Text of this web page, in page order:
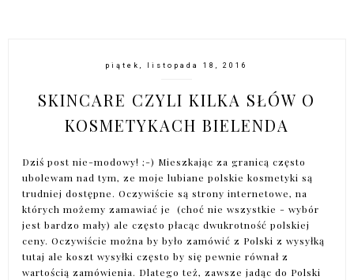
piątek, listopada 18, 2016
SKINCARE CZYLI KILKA SŁÓW O
KOSMETYKACH BIELENDA
Dziś post nie-modowy! ;-) Mieszkając za granicą często
ubolewam nad tym, ze moje lubiane polskie kosmetyki są
trudniej dostępne. Oczywiście są strony internetowe, na
których możemy zamawiać je (choć nie wszystkie - wybór
jest bardzo mały) ale często płacąc dwukrotność polskiej
ceny. Oczywiście można by było zamówić z Polski z wysyłką
tutaj ale koszt wysyłki często by się pewnie równał z
wartością zamówienia. Dlatego też, zawsze jadąc do Polski